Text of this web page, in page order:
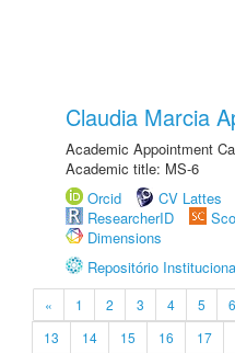
Claudia Marcia
Academic Appointment
Academic title: MS-6
Orcid
CV Lattes
ResearcherID
Dimensions
Repositório
« 1 2 3 4 5 6
13
14 15 16 17